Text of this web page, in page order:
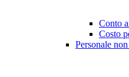
Conto
Costo
Personale